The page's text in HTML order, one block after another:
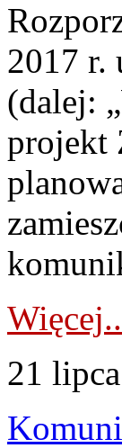
2017 r.
(dalej:
projekt
21